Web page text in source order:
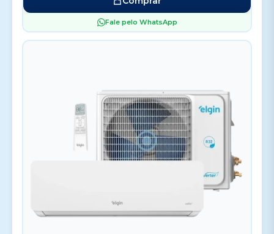
Fale pelo WhatsApp